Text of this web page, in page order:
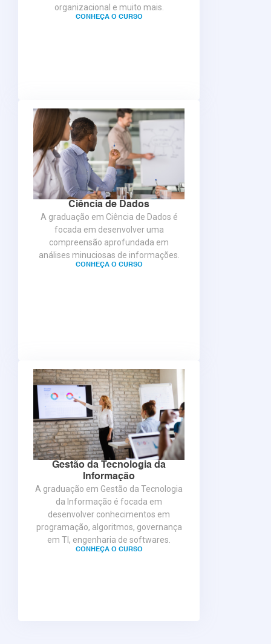
organizacional e muito mais.
CONHEÇA O CURSO
Ciência de Dados
A graduação em Ciência de Dados é
focada em desenvolver uma
compreensão aprofundada em
análises minuciosas de informações.
CONHEÇA O CURSO
Gestão da Tecnologia da
Informação
A graduação em Gestão da Tecnologia
da Informação é focada em
desenvolver conhecimentos em
programação, algoritmos, governança
em TI, engenharia de softwares.
CONHEÇA O CURSO